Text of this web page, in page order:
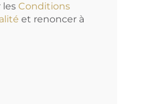
les Conditions
et renoncer à